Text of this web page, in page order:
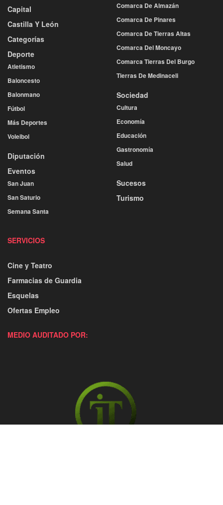
Capital
Castilla Y León
Categorías
Deporte
Atletismo
Baloncesto
Balonmano
Fútbol
Más Deportes
Voleibol
Diputación
Eventos
San Juan
San Saturio
Semana Santa
Comarca De Almazán
Comarca De Pinares
Comarca De Tierras Altas
Comarca Del Moncayo
Comarca Tierras Del Burgo
Tierras De Medinaceli
Sociedad
Cultura
Economía
Educación
Gastronomía
Salud
Sucesos
Turismo
SERVICIOS
Cine y Teatro
Farmacias de Guardia
Esquelas
Ofertas Empleo
MEDIO AUDITADO POR: